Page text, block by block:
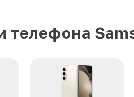
Замена корпуса Galaxy A04s
Замена кнопки включения
телефона